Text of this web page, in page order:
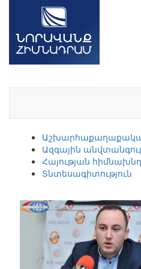
Ազգային
Հայության
Տնտեսագիտություն